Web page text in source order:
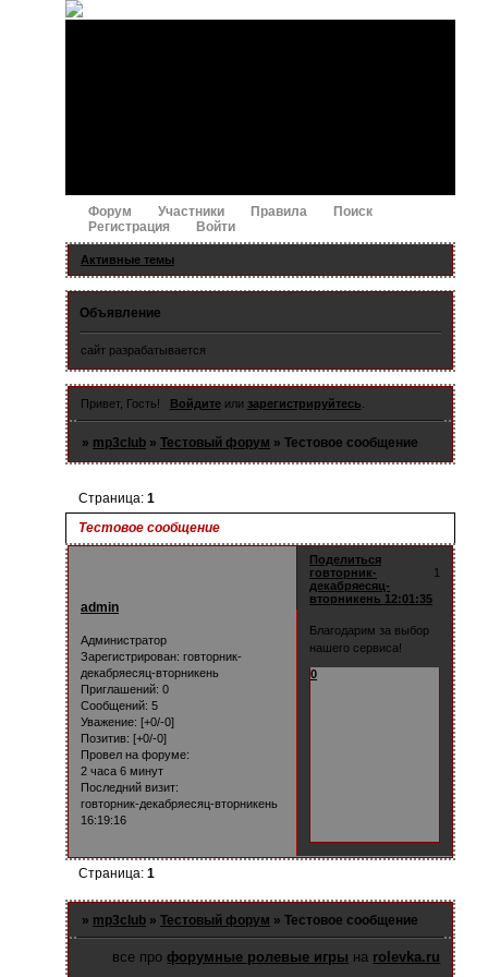
Форум Участники Правила
Поиск
Регистрация
Войти
Активные темы
Объявление
сайт разрабатывается
Привет, Гость! Войдитеили зарегистрируйтесь
» mp3club »Тестовый форум »Тестовое сообщение
Тестовое сообщение
Страница:1
Поделиться
1
говторник-
декабряесяц-
вторникень 12:01:35
admin
Администратор
Зарегистрирован: говторник-
декабряесяц-вторникень
Приглашений: 0
Сообщений: 5
Уважение: [+0/-0]
Позитив: [+0/-0]
Провел на форуме:
2 часа 6 минут
Последний визит:
говторник-декабряесяц-вторникень
16:19:16
Благодарим за выбор
нашего сервиса!
0
Страница:1
» mp3club »Тестовый форум »Тестовое сообщение
все профорумные ролевые игры на rolevka.ru